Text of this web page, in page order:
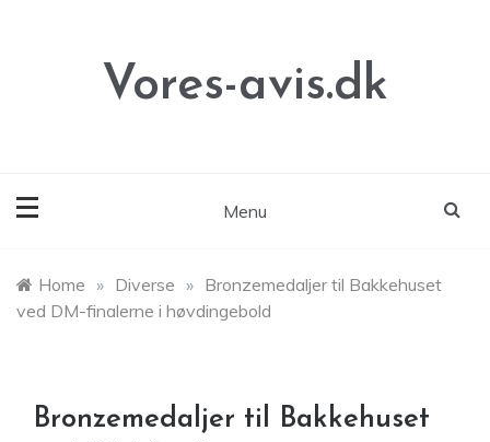
Vores-avis.dk
Menu
Home » Diverse » Bronzemedaljer til Bakkehuset
ved DM-finalerne i høvdingebold
Bronzemedaljer til Bakkehuset